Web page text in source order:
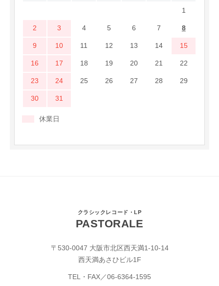
1
2 3 4 5 6 7 8
9 10 11 12 13 14 15
16 17 18 19 20 21 22
23 24 25 26 27 28 29
30 31
休業日
クラシックレコード・LP
PASTORALE
〒530-0047 大阪市北区西天満1-10-14
西天満あさひビル1F
TEL・FAX／06-6364-1595